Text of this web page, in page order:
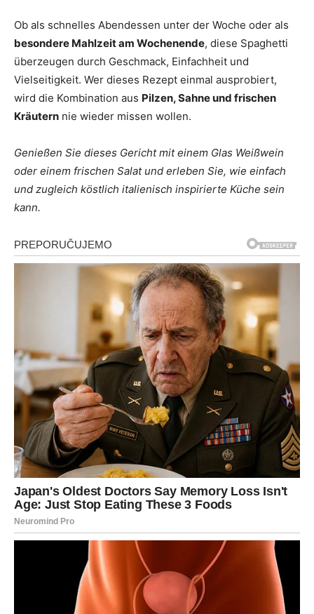
Ob als schnelles Abendessen unter der Woche oder als
besondere Mahlzeit am Wochenende, diese Spaghetti
überzeugen durch Geschmack, Einfachheit und
Vielseitigkeit. Wer dieses Rezept einmal ausprobiert,
wird die Kombination aus Pilzen, Sahne und frischen
Kräutern nie wieder missen wollen.
Genießen Sie dieses Gericht mit einem Glas Weißwein
oder einem frischen Salat und erleben Sie, wie einfach
und zugleich köstlich italienisch inspirierte Küche sein
kann.